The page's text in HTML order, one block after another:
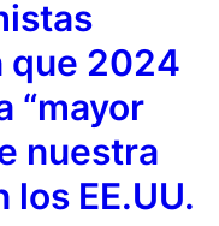
que 2024
“mayor
nuestra
los EE.UU.